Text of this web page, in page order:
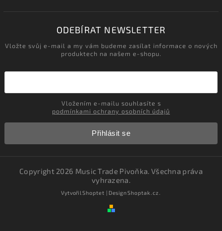
ODEBÍRAT NEWSLETTER
Vložte svůj e-mail a my vám budeme zasílat informace o nových
produktech na našem e-shopu.
podmínkami ochrany osobních údajů
Přihlásit se
Copyright 2026 Music Trade Pivoňka. Všechna práva
vyhrazena.
VytvořilShoptet | DesignShoptak.cz.